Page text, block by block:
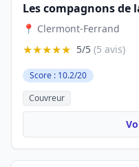
Les compagnons de
📍 Clermont-Ferrand
★★★★★ 5/5 (5 avis)
Score : 10.2/20
Couvreur